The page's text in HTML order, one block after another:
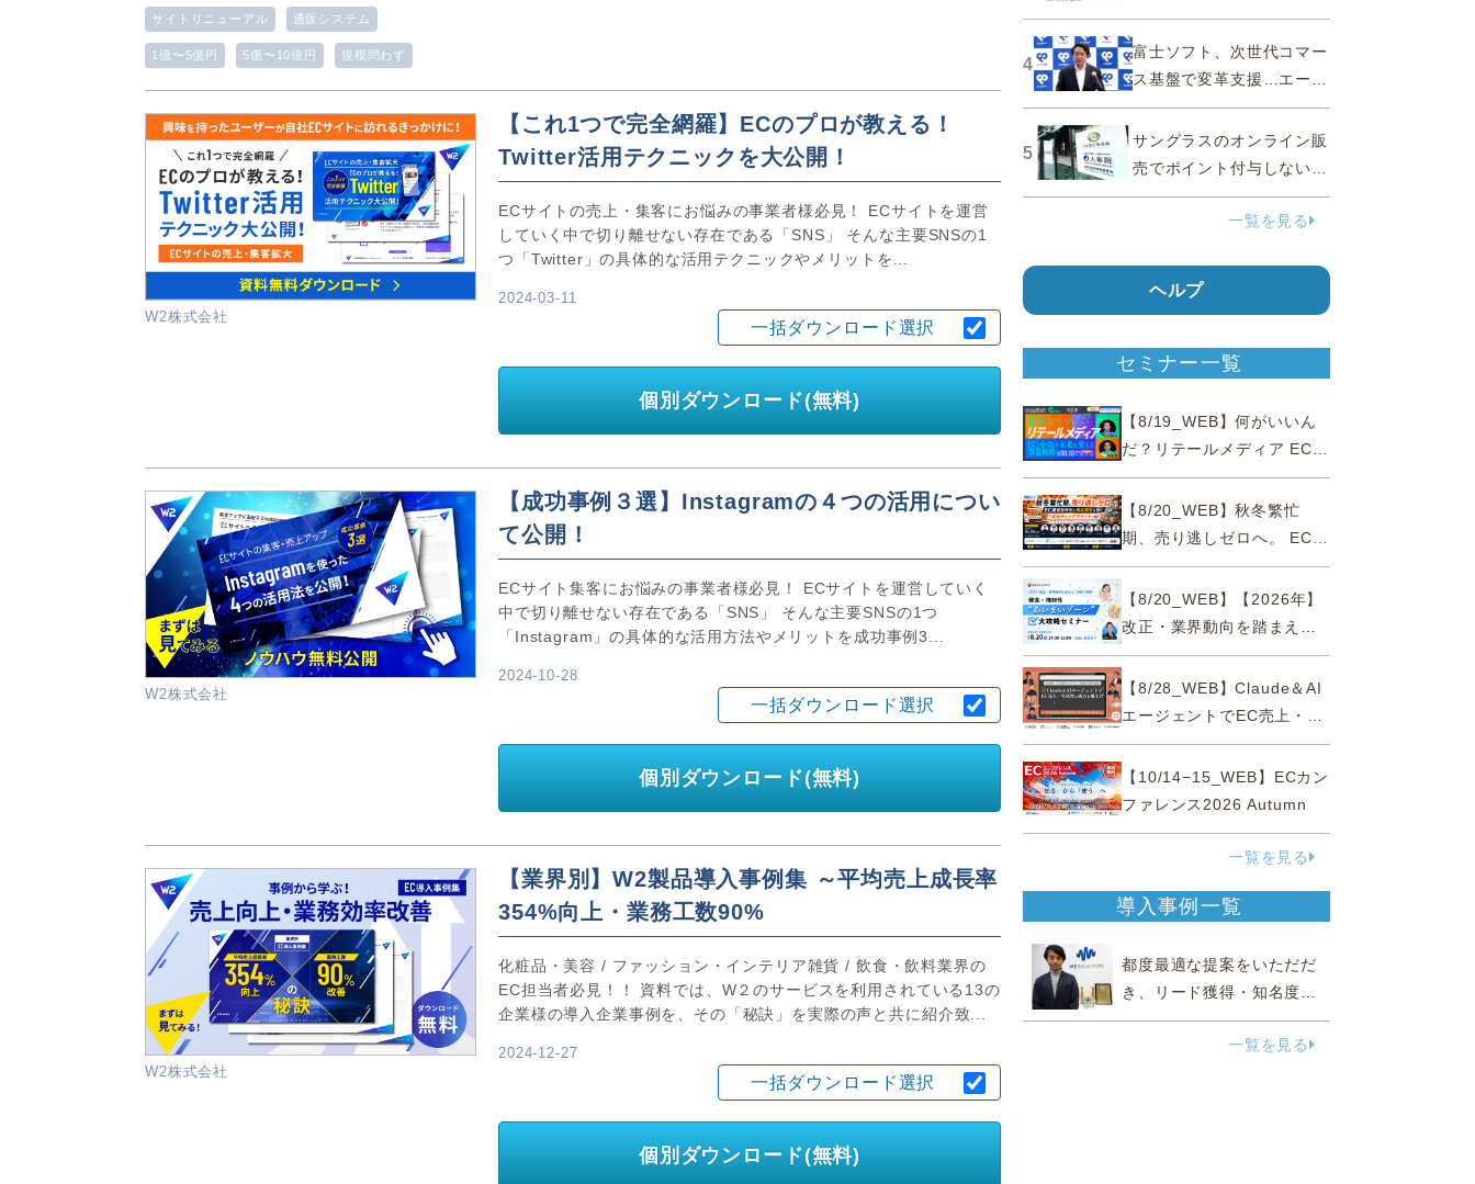
サイトリニューアル 通販システム
1億〜5億円 5億〜10億円 規模問わず
W2株式会社
【これ1つで完全網羅】ECのプロが教える！
Twitter活用テクニックを大公開！
ECサイトの売上・集客にお悩みの事業者様必見！ ECサイトを運営
していく中で切り離せない存在である「SNS」 そんな主要SNSの1
つ「Twitter」の具体的な活用テクニックやメリットを...
2024-03-11
一括ダウンロード選択
個別ダウンロード(無料)
W2株式会社
【成功事例３選】Instagramの４つの活用につい
て公開！
ECサイト集客にお悩みの事業者様必見！ ECサイトを運営していく
中で切り離せない存在である「SNS」 そんな主要SNSの1つ
「Instagram」の具体的な活用方法やメリットを成功事例3...
2024-10-28
一括ダウンロード選択
個別ダウンロード(無料)
W2株式会社
【業界別】W2製品導入事例集 ～平均売上成長率
354%向上・業務工数90%
化粧品・美容 / ファッション・インテリア雑貨 / 飲食・飲料業界の
EC担当者必見！！ 資料では、W２のサービスを利用されている13の
企業様の導入企業事例を、その「秘訣」を実際の声と共に紹介致...
2024-12-27
一括ダウンロード選択
個別ダウンロード(無料)
Corporationと日本法人に
措置命令
4
富士ソフト、次世代コマー
ス基盤で変革支援…エージ
ェンティックコマースに対
応
5
サングラスのオンライン販
売でポイント付与しないよ
う要請、ルックスオティカ
ジャパンが確約手続
一覧を見る
ヘルプ
セミナー一覧
【8/19_WEB】何がいいん
だ？リテールメディア EC・
小売の未来を変える事業戦
略【8/20_WEB】秋冬繁忙
期、売り逃しゼロへ。 EC運
営効率化と機会損失を防ぐ
『直前チェックポイント』
【8/20_WEB】【2026年】
改正・業界動向を踏まえて
事例で理解 健食・機能
性“あいまいゾーン”大攻略セ
ミナー
【8/28_WEB】Claude＆AI
エージェントでEC売上・生
産性の両方を爆上げ ～ただ
使うだけじゃない！&qu...
【10/14−15_WEB】ECカン
ファレンス2026 Autumn
一覧を見る
導入事例一覧
都度最適な提案をいただだ
き、リード獲得・知名度向
上に効果実感
一覧を見る